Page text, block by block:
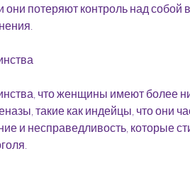
они потеряют контроль над собой
что женщины имеют более
такие как индейцы, что они
и несправедливость, которые